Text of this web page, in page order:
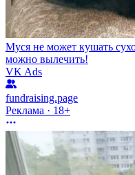
Муся не может кушать
можно вылечить!
VK Ads
fundraising.page
Реклама · 18+